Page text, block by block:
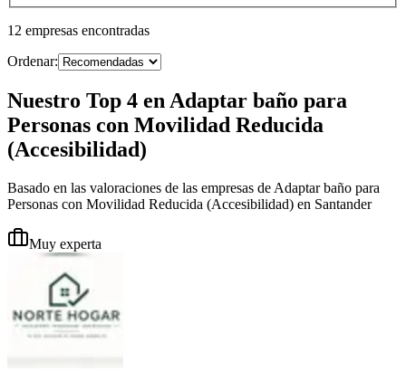
12 empresas encontradas
Ordenar:
Nuestro Top 4 en Adaptar baño para
Personas con Movilidad Reducida
(Accesibilidad)
Basado en las valoraciones de las empresas de Adaptar baño para
Personas con Movilidad Reducida (Accesibilidad) en Santander
Muy experta